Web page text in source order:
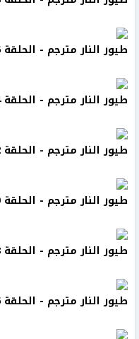
طيور النار مترجم - الحلقة 16
طيور النار مترجم - الحلقة 14
طيور النار مترجم - الحلقة 12
طيور النار مترجم - الحلقة 10
طيور النار مترجم - الحلقة 8
طيور النار مترجم - الحلقة 6